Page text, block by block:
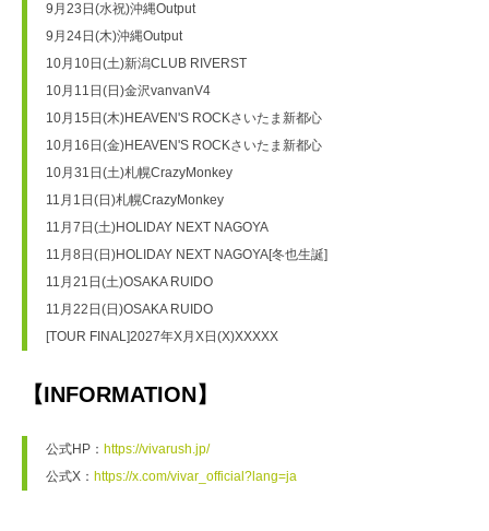
9月23日(水祝)沖縄Output
9月24日(木)沖縄Output
10月10日(土)新潟CLUB RIVERST
10月11日(日)金沢vanvanV4
10月15日(木)HEAVEN'S ROCKさいたま新都心
10月16日(金)HEAVEN'S ROCKさいたま新都心
10月31日(土)札幌CrazyMonkey
11月1日(日)札幌CrazyMonkey
11月7日(土)HOLIDAY NEXT NAGOYA
11月8日(日)HOLIDAY NEXT NAGOYA[冬也生誕]
11月21日(土)OSAKA RUIDO
11月22日(日)OSAKA RUIDO
[TOUR FINAL]2027年X月X日(X)XXXXX
【INFORMATION】
公式HP： https://vivarush.jp/
公式X： https://x.com/vivar_official?lang=ja